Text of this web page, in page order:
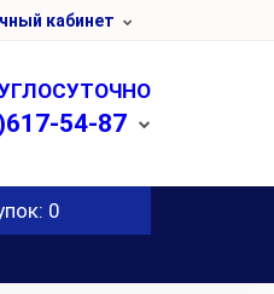
кабинет
54-87
: 0